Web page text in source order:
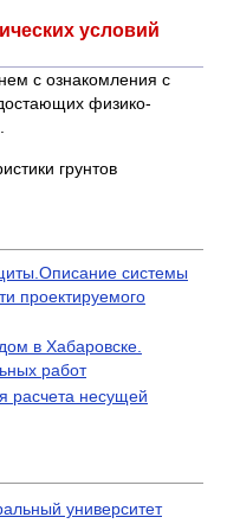
условий
с ознакомления с
физико-
грунтов
системы
проектируемого
в Хабаровске.
работ
расчета несущей
университет